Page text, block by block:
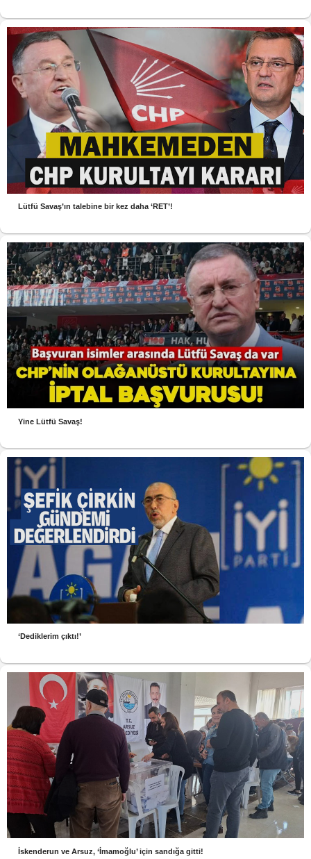
Lütfü Savaş’ın talebine bir kez daha ‘RET’!
Yine Lütfü Savaş!
‘Dediklerim çıktı!’
İskenderun ve Arsuz, ‘İmamoğlu’ için sandığa gitti!